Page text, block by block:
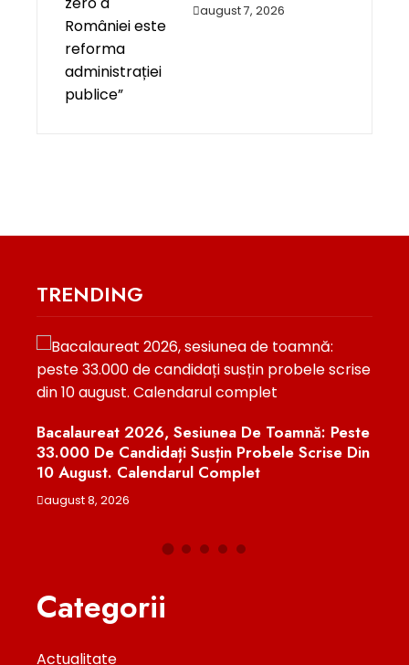
august 7, 2026
TRENDING
Peste
Scrise Din
Nicușor Dan Retrimite Parlamentului Legea
Urșilor Și Cere Un Sistem Național De
Monitorizare În Timp Real A Recoltărilor
august 7, 2026
Categorii
Actualitate